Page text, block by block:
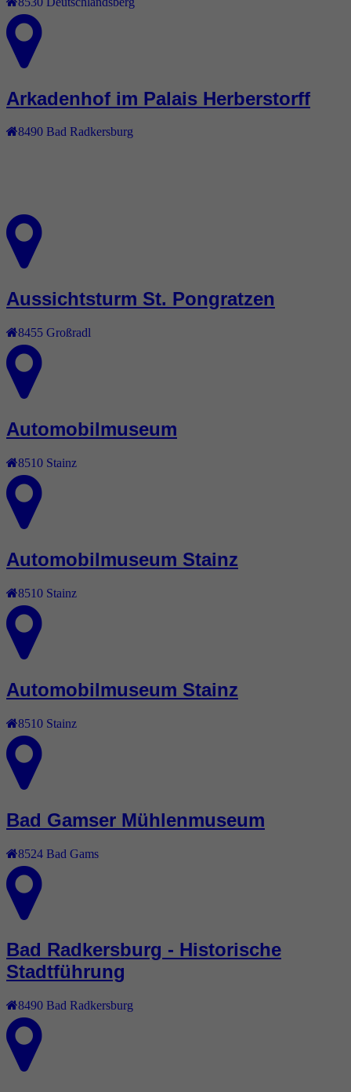
Arkadenhof im Palais Herberstorff
8490 Bad Radkersburg
Aussichtsturm St. Pongratzen
8455 Großradl
Automobilmuseum
8510 Stainz
Automobilmuseum Stainz
8510 Stainz
Automobilmuseum Stainz
8510 Stainz
Bad Gamser Mühlenmuseum
8524 Bad Gams
Bad Radkersburg - Historische
Stadtführung
8490 Bad Radkersburg